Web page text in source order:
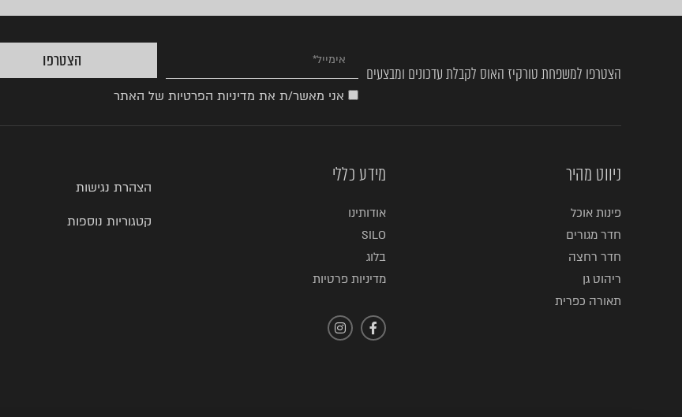
הצטרפו למשפחת טורקיז האוס לקבלת עדכונים ומבצעים
אני מאשר/ת את מדיניות הפרטיות של האתר
הצטרפו
ניווט מהיר
פינות אוכל
חדר מגורים
חדר רחצה
ריהוט גן
תאורה כפרית
מידע כללי
אודותינו
SILO
בלוג
מדיניות פרטיות
הצהרת נגישות
קטגוריות נוספות